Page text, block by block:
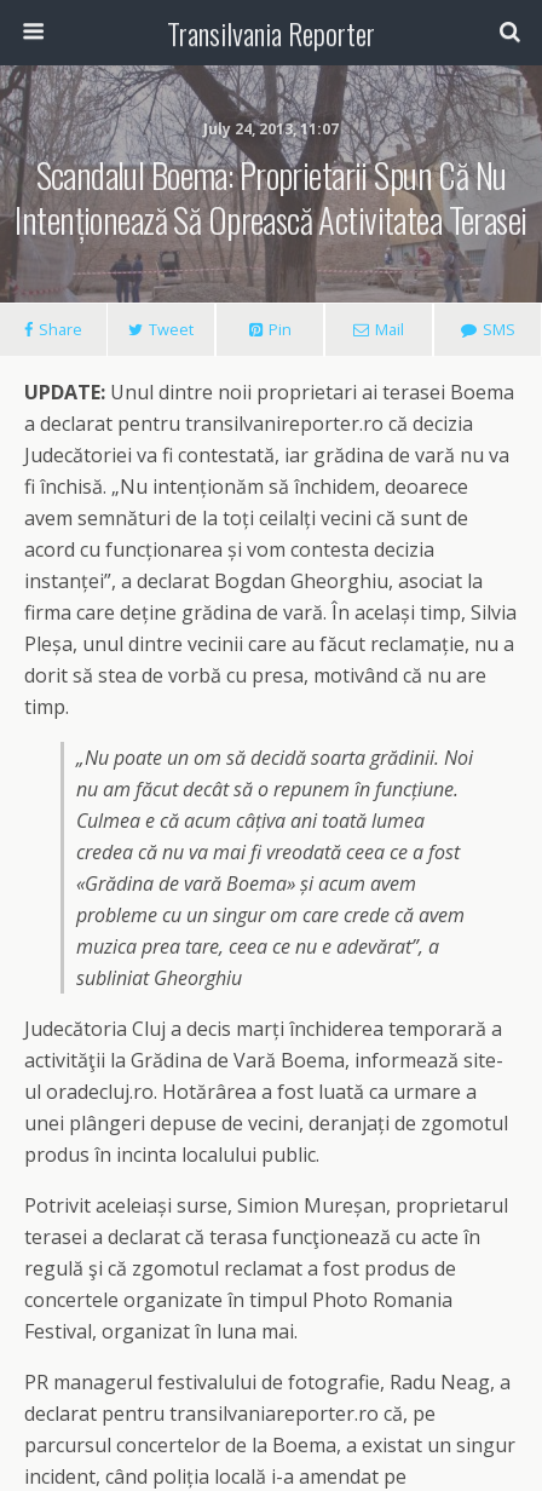
Transilvania Reporter
July 24, 2013, 11:07
Scandalul Boema: Proprietarii Spun Că Nu
Intenționează Să Oprească Activitatea Terasei
Share Tweet Pin Mail SMS
UPDATE: Unul dintre noii proprietari ai terasei Boema
a declarat pentru transilvanireporter.ro că decizia
Judecătoriei va fi contestată, iar grădina de vară nu va
fi închisă. „Nu intenționăm să închidem, deoarece
avem semnături de la toți ceilalți vecini că sunt de
acord cu funcționarea și vom contesta decizia
instanței”, a declarat Bogdan Gheorghiu, asociat la
firma care deține grădina de vară. În același timp, Silvia
Pleșa, unul dintre vecinii care au făcut reclamație, nu a
dorit să stea de vorbă cu presa, motivând că nu are
timp.
„Nu poate un om să decidă soarta grădinii. Noi
nu am făcut decât să o repunem în funcțiune.
Culmea e că acum câțiva ani toată lumea
credea că nu va mai fi vreodată ceea ce a fost
«Grădina de vară Boema» și acum avem
probleme cu un singur om care crede că avem
muzica prea tare, ceea ce nu e adevărat”, a
subliniat Gheorghiu
Judecătoria Cluj a decis marți închiderea temporară a
activităţii la Grădina de Vară Boema, informează site-
ul oradecluj.ro. Hotărârea a fost luată ca urmare a
unei plângeri depuse de vecini, deranjați de zgomotul
produs în incinta localului public.
Potrivit aceleiași surse, Simion Mureșan, proprietarul
terasei a declarat că terasa funcţionează cu acte în
regulă şi că zgomotul reclamat a fost produs de
concertele organizate în timpul Photo Romania
Festival, organizat în luna mai.
PR managerul festivalului de fotografie, Radu Neag, a
declarat pentru transilvaniareporter.ro că, pe
parcursul concertelor de la Boema, a existat un singur
incident, când poliția locală i-a amendat pe